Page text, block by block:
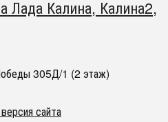
Лада Калина, Калина2,
305Д/1 (2 этаж)
сайта